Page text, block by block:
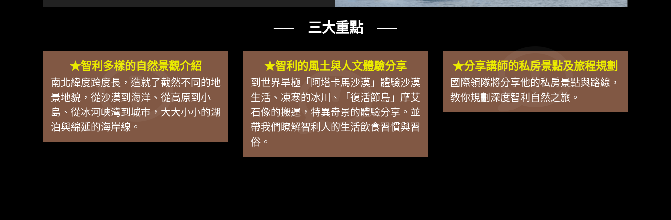
── 三大重點 ──
★智利多樣的自然景觀介紹
南北緯度跨度長，造就了截然不同的地
景地貌，從沙漠到海洋、從高原到小
島、從冰河峽灣到城市，大大小小的湖
泊與綿延的海岸線。
★智利的風土與人文體驗分享
到世界旱極「阿塔卡馬沙漠」體驗沙漠
生活、凍寒的冰川、「復活節島」摩艾
石像的搬運，特異奇景的體驗分享。並
帶我們瞭解智利人的生活飲食習慣與習
俗。
★分享講師的私房景點及旅程規劃
國際領隊將分享他的私房景點與路線，
教你規劃深度智利自然之旅。